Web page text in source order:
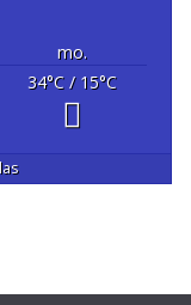
mo.
34°C/ 15°C